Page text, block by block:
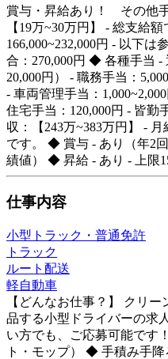
賞与・昇給あり！ その他
【19万~30万円】 - 総支給
166,000~232,000円 - 以下は
合：270,000円 ◆ 各種手当 -
20,000円） - 職務手当：
- 車両管理手当：
住宅手当：120,000円 - 皆
収：【243万~383万円】 -
です。 ◆ 賞与 - あり（年2
績値） ◆ 昇給 - あり - 上限
仕事内容
小型トラック・普通免許
トラック
ルート配送
軽自動車
【どんなお仕事？】 クリ
品する小型ドライバーの求
い方でも、ご応募可能です
ト・モップ） ◆ 手積み手